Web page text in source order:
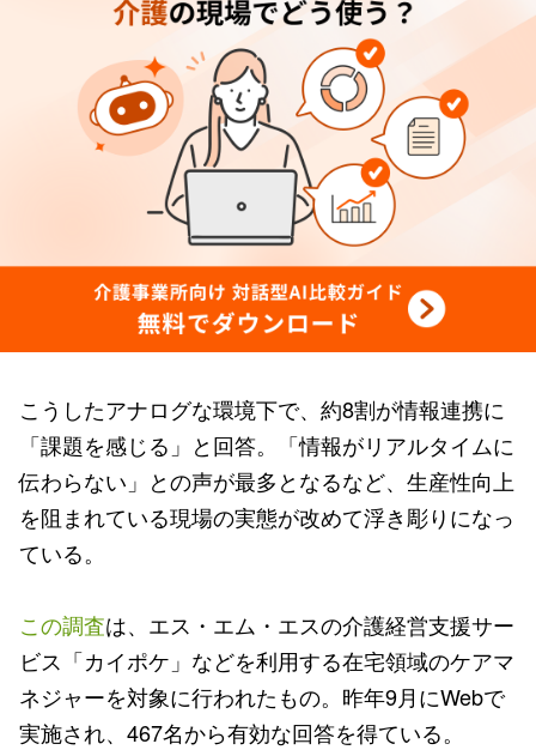
こうしたアナログな環境下で、約8割が情報連携に
「課題を感じる」と回答。「情報がリアルタイムに
伝わらない」との声が最多となるなど、生産性向上
を阻まれている現場の実態が改めて浮き彫りになっ
ている。
この調査は、エス・エム・エスの介護経営支援サー
ビス「カイポケ」などを利用する在宅領域のケアマ
ネジャーを対象に行われたもの。昨年9月にWebで
実施され、467名から有効な回答を得ている。